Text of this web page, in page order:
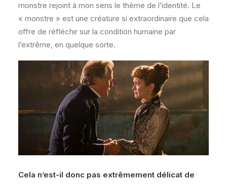
monstre rejoint à mon sens le thème de l’identité. Le
« monstre » est une créature si extraordinaire que cela
offre de réfléchir sur la condition humaine par
l’extrême, en quelque sorte.
Cela n’est-il donc pas extrêmement délicat de